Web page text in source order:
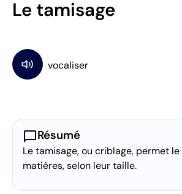
Le tamisage
chat_bubbleRésumé
Le tamisage, ou criblage, permet
matières, selon leur taille.